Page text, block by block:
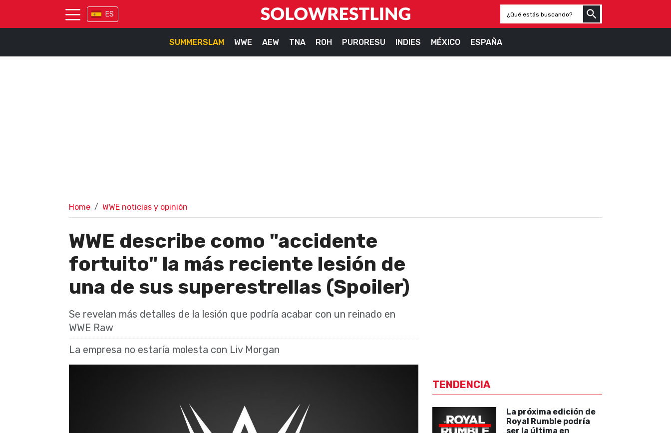
ES
SUMMERSLAM WWE AEW TNA ROH PURORESU INDIES MÉXICO ESPAÑA
Home WWE noticias y opinión
WWE describe como "accidente
fortuito" la más reciente lesión de
una de sus superestrellas (Spoiler)
Se revelan más detalles de la lesión que podría acabar con un reinado en
WWE Raw
La empresa no estaría molesta con Liv Morgan
TENDENCIA
La próxima edición de
Royal Rumble podría
ser la última en